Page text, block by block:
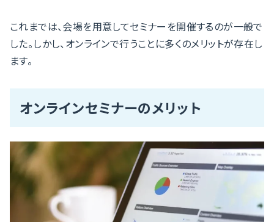
これまでは、会場を用意してセミナーを開催するのが一般で
した。しかし、オンラインで行うことに多くのメリットが存在し
ます。
オンラインセミナーのメリット